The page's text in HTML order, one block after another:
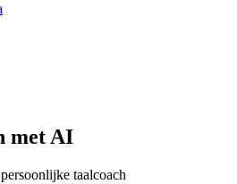
met AI
taalcoach